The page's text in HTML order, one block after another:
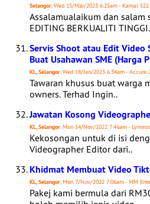
Selangor, Wed 15/Mar/2023 6:25am - Kamal 522
Assalamualaikum dan salam
EDITING BERKUALITI
Servis Shoot atau Edit Video
Buat Usahawan SME (Harga
KL, Selangor, Wed 18/Jan/2023 6:34am - Accure
Tawaran khusus buat warga
owners. Terhad Ingin..
Jawatan Kosong
KL, Selangor, Mon 14/Nov/2022 7:46am -
Kekosongan untuk di isi
Videographer Editor dari..
Khidmat Membuat Video
KL, Selangor, Mon 7/Nov/2022 7:06am - MM
Pakej kami bermula dari